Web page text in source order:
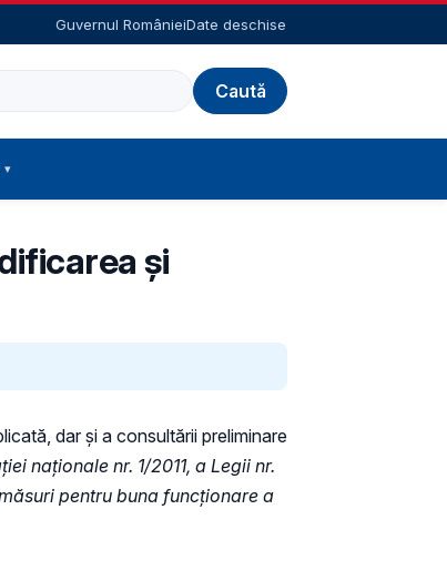
Guvernul RomânieiDate deschise
și
dar și a consultării preliminare
naționale nr. 1/2011, a Legii nr.
pentru buna funcționare a